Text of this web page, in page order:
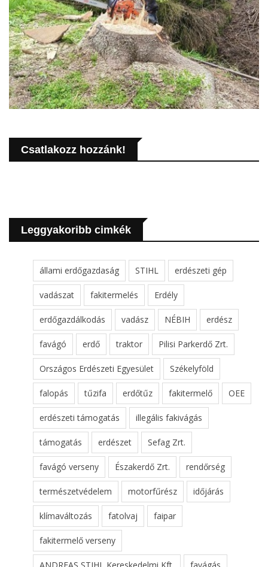
Csatlakozz hozzánk!
Leggyakoribb cimkék
állami erdőgazdaság STIHL erdészeti gép
vadászat fakitermelés Erdély
erdőgazdálkodás vadász NÉBIH erdész
favágó erdő traktor Pilisi Parkerdő Zrt.
Országos Erdészeti Egyesület Székelyföld
falopás tűzifa erdőtűz fakitermelő OEE
erdészeti támogatás illegális fakivágás
támogatás erdészet Sefag Zrt.
favágó verseny Északerdő Zrt. rendőrség
természetvédelem motorfűrész időjárás
klímaváltozás fatolvaj faipar
fakitermelő verseny